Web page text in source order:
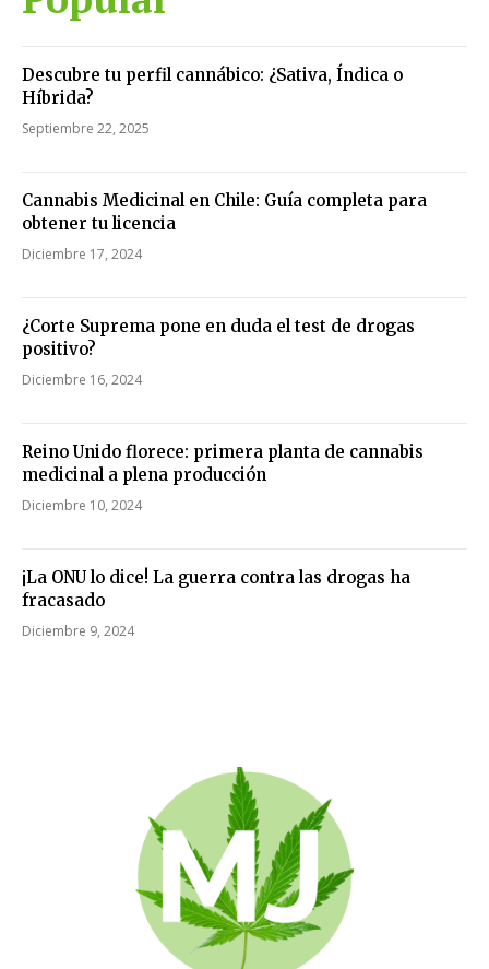
Descubre tu perfil cannábico: ¿Sativa, Índica o
Híbrida?
Septiembre 22, 2025
Cannabis Medicinal en Chile: Guía completa para
obtener tu licencia
Diciembre 17, 2024
¿Corte Suprema pone en duda el test de drogas
positivo?
Diciembre 16, 2024
Reino Unido florece: primera planta de cannabis
medicinal a plena producción
Diciembre 10, 2024
¡La ONU lo dice! La guerra contra las drogas ha
fracasado
Diciembre 9, 2024